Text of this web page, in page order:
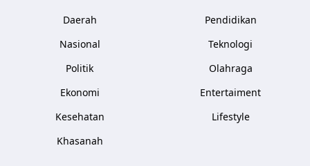
Daerah
Nasional
Politik
Ekonomi
Kesehatan
Khasanah
Pendidikan
Teknologi
Olahraga
Entertaiment
Lifestyle